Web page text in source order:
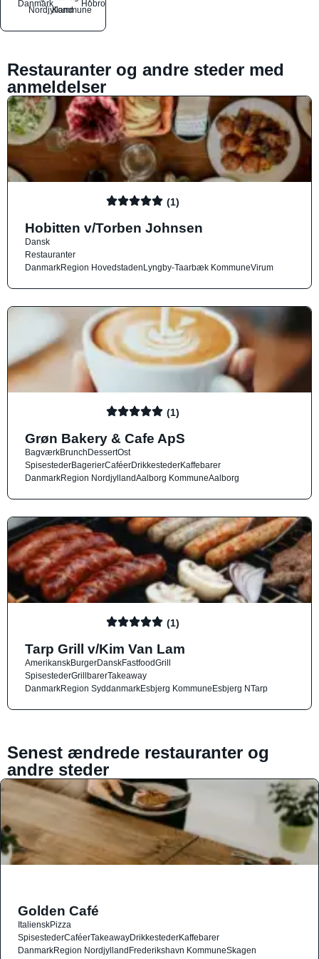
Danmark
Nordjylland
Kommune
Hobro
Restauranter og andre steder med
anmeldelser
(1)
Hobitten v/Torben Johnsen
Dansk
Restauranter
DanmarkRegion HovedstadenLyngby-Taarbæk KommuneVirum
(1)
Grøn Bakery & Cafe ApS
BagværkBrunchDessertOst
SpisestederBagerierCaféerDrikkestederKaffebarer
DanmarkRegion NordjyllandAalborg KommuneAalborg
(1)
Tarp Grill v/Kim Van Lam
AmerikanskBurgerDanskFastfoodGrill
SpisestederGrillbarerTakeaway
DanmarkRegion SyddanmarkEsbjerg KommuneEsbjerg NTarp
Senest ændrede restauranter og
andre steder
Golden Café
ItalienskPizza
SpisestederCaféerTakeawayDrikkestederKaffebarer
DanmarkRegion NordjyllandFrederikshavn KommuneSkagen